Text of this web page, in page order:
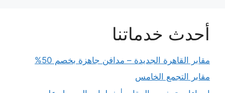
أحدث خدماتنا
مقابر القاهرة الجديدة – مدافن جاهزة بخصم 50%
مقابر التجمع الخامس